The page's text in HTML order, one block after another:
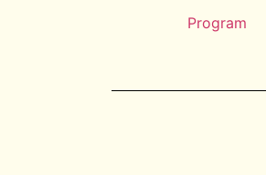
Program